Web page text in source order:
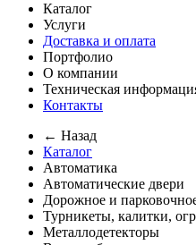
Каталог
Услуги
Доставка и оплата
Портфолио
О компании
Техническая
Контакты
← Назад
Каталог
Автоматика
Автоматические двери
Дорожное и
Турникеты, калитки,
Металлодетекторы